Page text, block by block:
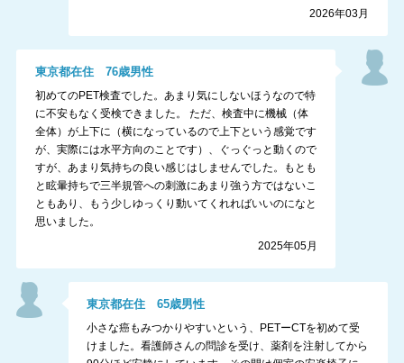
2026年03月
東京都在住 76歳男性
初めてのPET検査でした。あまり気にしないほうなので特
に不安もなく受検できました。 ただ、検査中に機械（体
全体）が上下に（横になっているので上下という感覚です
が、実際には水平方向のことです）、ぐっぐっと動くので
すが、あまり気持ちの良い感じはしませんでした。もとも
と眩暈持ちで三半規管への刺激にあまり強う方ではないこ
ともあり、もう少しゆっくり動いてくれればいいのになと
思いました。
2025年05月
東京都在住65歳男性
小さな癌もみつかりやすいという、PETーCTを初めて受
けました。看護師さんの問診を受け、薬剤を注射してから